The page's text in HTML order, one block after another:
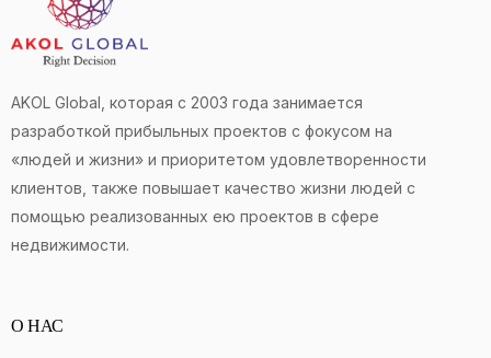
AKOL Global, которая с 2003 года занимается
разработкой прибыльных проектов с фокусом на
«людей и жизни» и приоритетом удовлетворенности
клиентов, также повышает качество жизни людей с
помощью реализованных ею проектов в сфере
недвижимости.
О НАС